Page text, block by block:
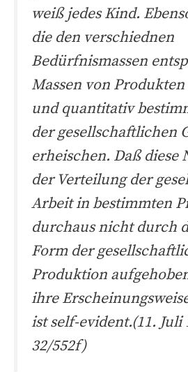
weiß jedes Kind.
die den verschiednen
Bedürfnismassen
Massen von
und quantitativ
der gesellschaftlichen
erheischen. Daß diese
der Verteilung der
Arbeit in bestimmten
durchaus nicht durch
Form der
Produktion
ihre
ist self-evident.(11. Juli
32/552f)